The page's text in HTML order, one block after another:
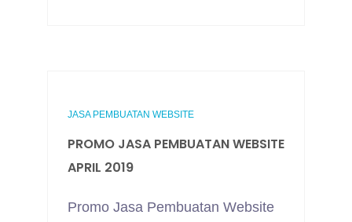
JASA PEMBUATAN WEBSITE
PROMO JASA PEMBUATAN WEBSITE
APRIL 2019
Promo Jasa Pembuatan Website